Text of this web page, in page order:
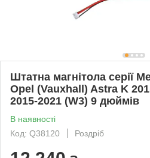
Штатна магнітола серії
Opel (Vauxhall) Astra K
2015-2021 (W3) 9 дюймів
В наявності
Код: Q38120
Роздріб